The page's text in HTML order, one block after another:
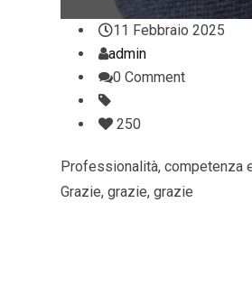
11 Febbraio 2025
admin
0 Comment
250
Professionalità, competenza
Grazie, grazie, grazie